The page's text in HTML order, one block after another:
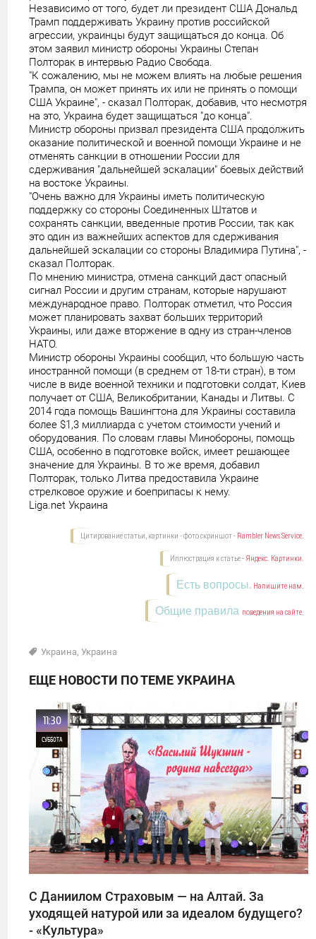
Независимо от того, будет ли президент США Дональд
Трамп поддерживать Украину против российской
агрессии, украинцы будут защищаться до конца. Об
этом заявил министр обороны Украины Степан
Полторак в интервью Радио Свобода.
"К сожалению, мы не можем влиять на любые решения
Трампа, он может принять их или не принять о помощи
США Украине", - сказал Полторак, добавив, что несмотря
на это, Украина будет защищаться "до конца".
Министр обороны призвал президента США продолжить
оказание политической и военной помощи Украине и не
отменять санкции в отношении России для
сдерживания "дальнейшей эскалации" боевых действий
на востоке Украины.
"Очень важно для Украины иметь политическую
поддержку со стороны Соединенных Штатов и
сохранять санкции, введенные против России, так как
это один из важнейших аспектов для сдерживания
дальнейшей эскалации со стороны Владимира Путина", -
сказал Полторак.
По мнению министра, отмена санкций даст опасный
сигнал России и другим странам, которые нарушают
международное право. Полторак отметил, что Россия
может планировать захват больших территорий
Украины, или даже вторжение в одну из стран-членов
НАТО.
Министр обороны Украины сообщил, что большую часть
иностранной помощи (в среднем от 18-ти стран), в том
числе в виде военной техники и подготовки солдат, Киев
получает от США, Великобритании, Канады и Литвы. С
2014 года помощь Вашингтона для Украины составила
более $1,3 миллиарда с учетом стоимости учений и
оборудования. По словам главы Минобороны, помощь
США, особенно в подготовке войск, имеет решающее
значение для Украины. В то же время, добавил
Полторак, только Литва предоставила Украине
стрелковое оружие и боеприпасы к нему.
Liga.net Украина
Цитирование статьи, картинки - фото скриншот - Rambler News Service.
Иллюстрация к статье - Яндекс. Картинки.
Есть вопросы. Напишите нам.
Общие правила поведения на сайте.
Украина,Украина
ЕЩЕ НОВОСТИ ПО ТЕМЕ УКРАИНА
11:30
СУББОТА
0
1
С Даниилом Страховым — на Алтай. За
уходящей натурой или за идеалом будущего?
- «Культура»